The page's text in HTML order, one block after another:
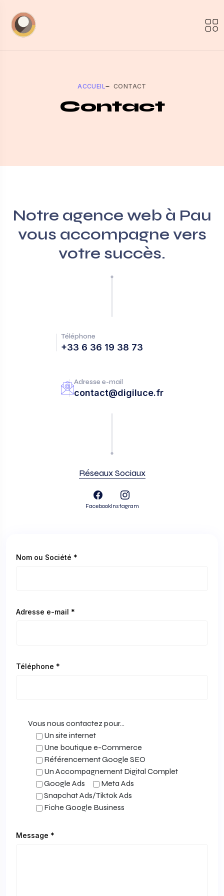
ACCUEIL CONTACT
Contact
Notre agence web à Pau
vous accompagne vers
votre succès.
Téléphone
+33 6 36 19 38 73
Adresse e-mail
contact@digiluce.fr
Réseaux Sociaux
FacebookInstagram
Nom ou Société *
Adresse e-mail *
Téléphone *
Vous nous contactez pour...
Un site internet
Une boutique e-Commerce
Référencement Google SEO
Un Accompagnement Digital Complet
Google Ads
Meta Ads
Snapchat Ads/Tiktok Ads
Fiche Google Business
Message *